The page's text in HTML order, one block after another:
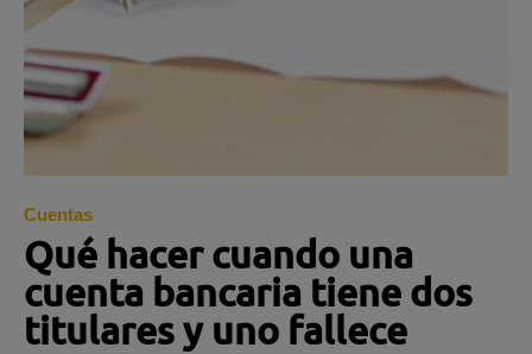
Cuentas
Qué hacer cuando una
cuenta bancaria tiene dos
titulares y uno fallece